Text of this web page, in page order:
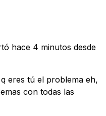
hace 4 minutos desde
eres tú el problema eh,
con todas las